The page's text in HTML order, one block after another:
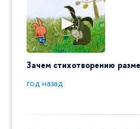
Зачем стихотворению
год назад